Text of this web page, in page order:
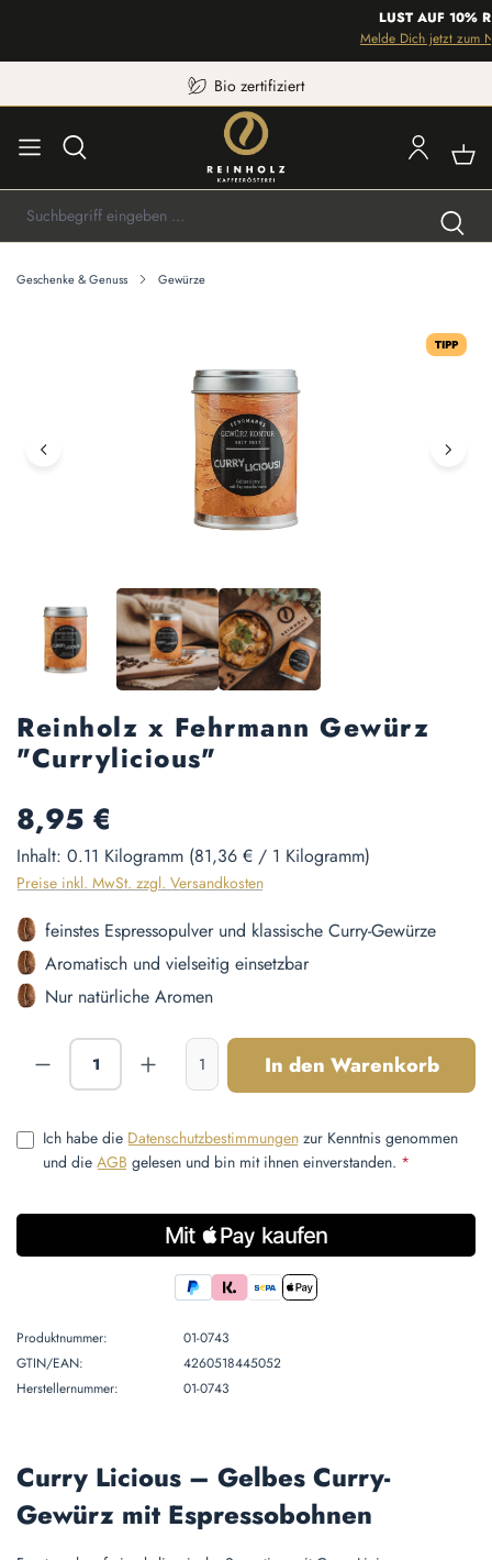
LUST AUF 10%
Melde Dich jetzt zum
Bio zertifiziert
Geschenke & Genuss Gewürze
TIPP
Reinholz x Fehrmann Gewürz
"Currylicious"
Regulärer Preis:
8,95 €
Inhalt: 0.11 Kilogramm (81,36 € / 1 Kilogramm)
Preise inkl. MwSt. zzgl. Versandkosten
feinstes Espressopulver und klassische Curry-Gewürze
Aromatisch und vielseitig einsetzbar
Nur natürliche Aromen
Produkt Anzahl: Gib den gewünschten Wert
1 In den Warenkorb
Ich habe die Datenschutzbestimmungen zur Kenntnis genommen
und die AGB gelesen und bin mit ihnen einverstanden. *
Produktnummer:
01-0743
GTIN/EAN:
4260518445052
Herstellernummer:
01-0743
Curry Licious – Gelbes Curry-
Gewürz mit Espressobohnen